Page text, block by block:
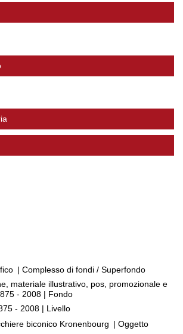
| Complesso di fondi / Superfondo
materiale illustrativo, pos, promozionale e
- 2008 | Fondo
- 2008 | Livello
biconico Kronenbourg | Oggetto